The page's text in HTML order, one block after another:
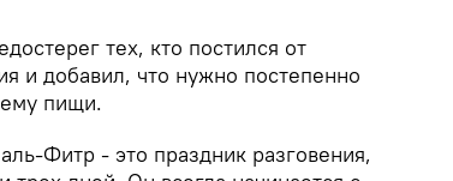
тех, кто постился от
и добавил, что нужно постепенно
пищи.
Фитр - это праздник разговения,